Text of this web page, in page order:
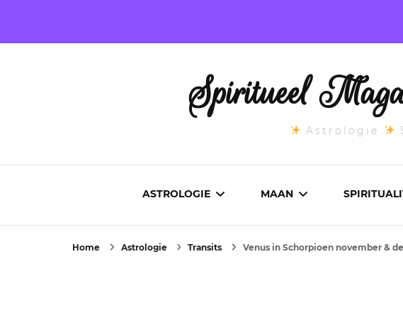
Spiritueel
Astrologie
ASTROLOGIE MAAN
Home Astrologie Transits Venus in Schorpioen november &